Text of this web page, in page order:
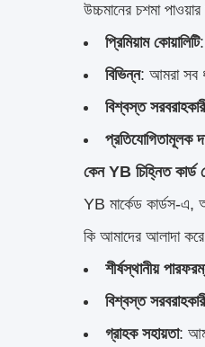
উচ্চমানের চশমা
প্রিমিয়াম কোয়ালিটি
বিভিন্ন: আমরা সব
বিশ্বস্ত
প্রতিযোগিতামূলক
কেন YB চিহ্নিত কার্ড
YB মার্কেড কার্ডস-এ,
কি আমাদের আলাদা
শীর্ষস্থানীয়
বিশ্বস্ত
গ্রাহক সহায়তা: